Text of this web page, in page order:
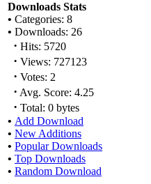
Downloads Stats
• Categories: 8
• Downloads: 26
· Hits: 5720
· Views: 727123
· Votes: 2
· Avg. Score: 4.25
· Total: 0 bytes
• Add Download
• New Additions
• Popular Downloads
• Top Downloads
• Random Download